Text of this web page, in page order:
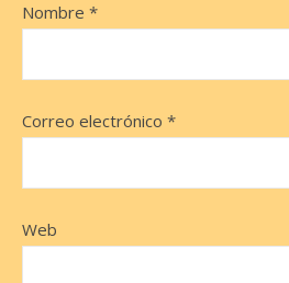
Nombre *
Correo electrónico *
Web